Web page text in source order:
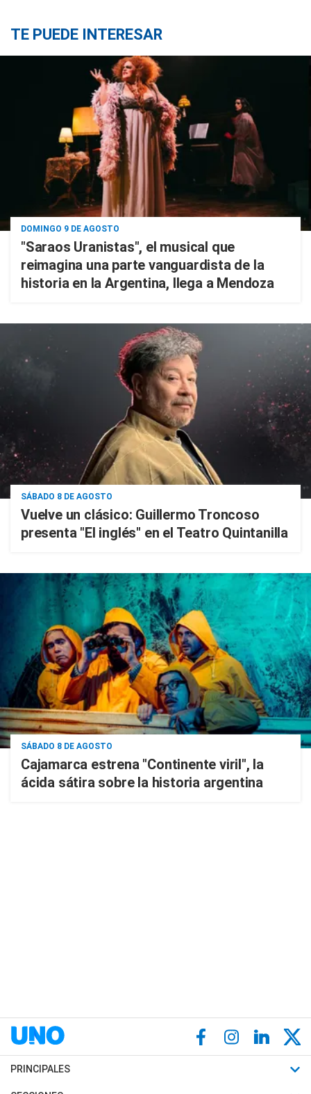
TE PUEDE INTERESAR
DOMINGO 9 DE AGOSTO
"Saraos Uranistas", el musical que
reimagina una parte vanguardista de la
historia en la Argentina, llega a Mendoza
SÁBADO 8 DE AGOSTO
Vuelve un clásico: Guillermo Troncoso
presenta "El inglés" en el Teatro Quintanilla
SÁBADO 8 DE AGOSTO
Cajamarca estrena "Continente viril", la
ácida sátira sobre la historia argentina
PRINCIPALES